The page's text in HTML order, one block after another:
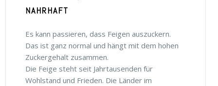
NAHRHAFT
Es kann passieren, dass Feigen auszuckern.
Das ist ganz normal und hängt mit dem hohen
Zuckergehalt zusammen.
Die Feige steht seit Jahrtausenden für
Wohlstand und Frieden. Die Länder im